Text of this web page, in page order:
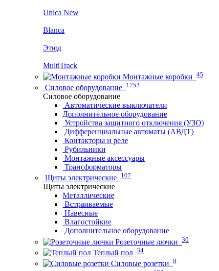
Unica New
Blanca
Этюд
MultiTrack
Монтажные коробки 45
Силовое оборудование 1752
Силовое оборудование
Автоматические выключатели
Дополнительное оборудование
Устройства защитного отключения (УЗО)
Дифференциальные автоматы (АВДТ)
Контакторы и реле
Рубильники
Монтажные аксессуары
Трансформаторы
Щиты электрические 107
Щиты электрические
Металлические
Встраиваемые
Навесные
Влагостойкие
Дополнительное оборудование
Розеточные лючки 30
Теплый пол 34
Силовые розетки 8